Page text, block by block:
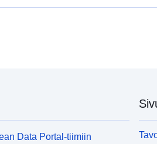
Data Portal-tiimiin